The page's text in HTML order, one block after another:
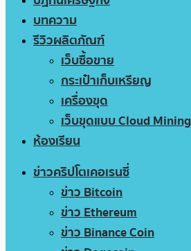
บทความ
รีวิวผลิตภัณฑ์
เว็บซื้อขาย
กระเป๋าเก็บเหรียญ
เครื่องขุด
เว็บขุดแบบ Cloud Mining
ห้องเรียน
ข่าวคริปโตเคอเรนซี่
ข่าว Bitcoin
ข่าว Ethereum
ข่าว Binance Coin